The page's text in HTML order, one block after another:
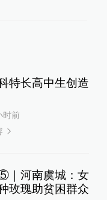
特长高中生创造
时前
｜河南虞城：女
玫瑰助贫困群众